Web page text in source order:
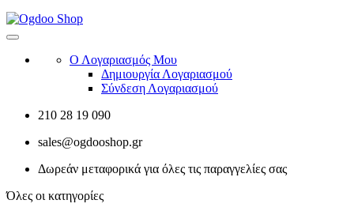
Ο Λογαριασμός Μου
Δημιουργία Λογαριασμού
Σύνδεση Λογαριασμού
210 28 19 090
sales@ogdooshop.gr
Δωρεάν μεταφορικά για όλες τις παραγγελίες σας
Όλες οι κατηγορίες